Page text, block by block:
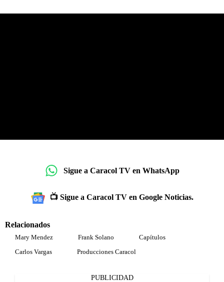
Sigue a Caracol TV en WhatsApp
📺 Sigue a Caracol TV en Google Noticias.
Relacionados
Mary Mendez Frank Solano
Capítulos
Carlos Vargas
Producciones Caracol
PUBLICIDAD